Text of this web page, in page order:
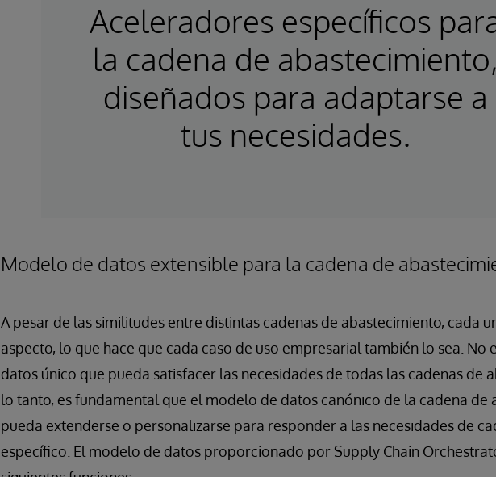
Aceleradores específicos
la cadena de
diseñados para adaptarse a
tus necesidades.
Modelo de datos extensible para la cadena de
A pesar de las similitudes entre distintas cadenas de abastecimiento, cada
aspecto, lo que hace que cada caso de uso empresarial también lo sea. No
datos único que pueda satisfacer las necesidades de todas las cadenas de
lo tanto, es fundamental que el modelo de datos canónico de la cadena de
pueda extenderse o personalizarse para responder a las necesidades de
específico. El modelo de datos proporcionado por Supply Chain